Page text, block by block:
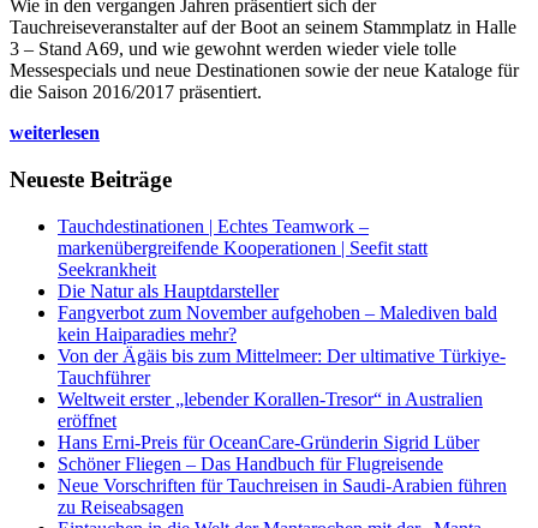
Wie in den vergangen Jahren präsentiert sich der
Tauchreiseveranstalter auf der Boot an seinem Stammplatz in Halle
3 – Stand A69, und wie gewohnt werden wieder viele tolle
Messespecials und neue Destinationen sowie der neue Kataloge für
die Saison 2016/2017 präsentiert.
weiterlesen
Neueste Beiträge
Tauchdestinationen | Echtes Teamwork –
markenübergreifende Kooperationen | Seefit statt
Seekrankheit
Die Natur als Hauptdarsteller
Fangverbot zum November aufgehoben – Malediven bald
kein Haiparadies mehr?
Von der Ägäis bis zum Mittelmeer: Der ultimative Türkiye-
Tauchführer
Weltweit erster „lebender Korallen-Tresor“ in Australien
eröffnet
Hans Erni-Preis für OceanCare-Gründerin Sigrid Lüber
Schöner Fliegen – Das Handbuch für Flugreisende
Neue Vorschriften für Tauchreisen in Saudi-Arabien führen
zu Reiseabsagen